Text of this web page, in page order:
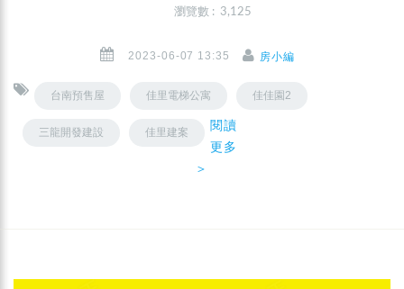
瀏覽數 : 3,125
2023-06-07 13:35 房小編
台南預售屋 佳里電梯公寓 佳佳園2
三龍開發建設 佳里建案
閱讀
更多
＞